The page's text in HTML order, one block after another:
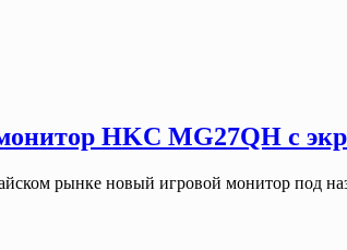
HKC MG27QH с
рынке новый игровой монитор под